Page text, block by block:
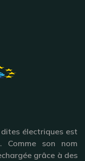
électriques est
Comme son nom
grâce à des